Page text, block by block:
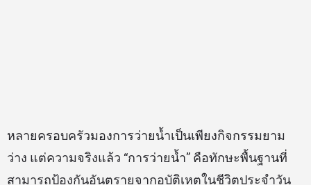
หลายครอบครัวมองการว่ายน้ำเป็นเพียงกิจกรรมยาม
ว่าง แต่ความจริงแล้ว “การว่ายน้ำ” คือทักษะพื้นฐานที่
สามารถป้องกันอันตรายจากอุบัติเหตุในชีวิตประจำวัน